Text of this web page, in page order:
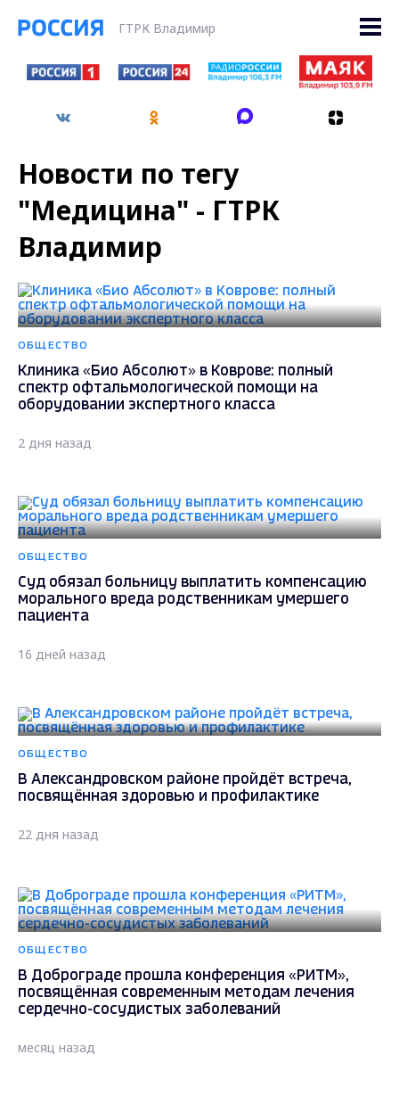
ГТРК Владимир
Новости по тегу
"Медицина" - ГТРК
Владимир
ОБЩЕСТВО
Клиника «Био Абсолют» в Коврове: полный
спектр офтальмологической помощи на
оборудовании экспертного класса
2 дня назад
ОБЩЕСТВО
Суд обязал больницу выплатить компенсацию
морального вреда родственникам умершего
пациента
16 дней назад
ОБЩЕСТВО
В Александровском районе пройдёт встреча,
посвящённая здоровью и профилактике
22 дня назад
ОБЩЕСТВО
В Доброграде прошла конференция «РИТМ»,
посвящённая современным методам лечения
сердечно-сосудистых заболеваний
месяц назад